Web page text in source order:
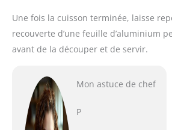
Une fois la cuisson terminée, laisse
recouverte d’une feuille d’aluminium
avant de la découper et de servir.
Mon astuce de chef
P